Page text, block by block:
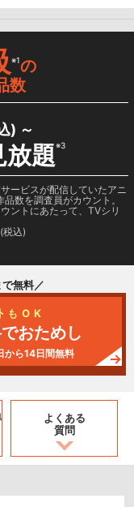
※1の
数
) ～
放題※3
ービスが配信していたアニ
数を調査員がカウント。
ントにあたって、TVシリ
税込)
で無料／
もOK
おためし
から14日間無料
よくある
質問